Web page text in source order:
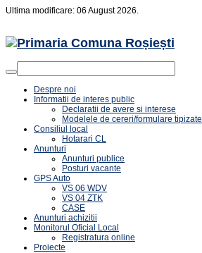
Ultima modificare: 06 August 2026.
Despre noi
Informatii de interes public
Declaratii de avere si interese
Modelele de cereri/formulare tipizate
Consiliul local
Hotarari CL
Anunturi
Anunturi publice
Posturi vacante
GPS Auto
VS 06 WDV
VS 04 ZTK
CASE
Anunturi achizitii
Monitorul Oficial Local
Registratura online
Proiecte